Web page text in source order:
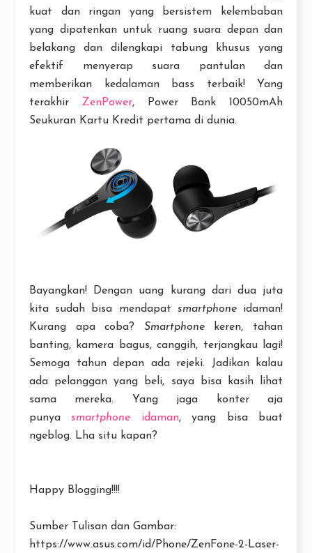
kuat dan ringan yang bersistem kelembaban
yang dipatenkan untuk ruang suara depan dan
belakang dan dilengkapi tabung khusus yang
efektif menyerap suara pantulan dan
memberikan kedalaman bass terbaik! Yang
terakhir ZenPower, Power Bank 10050mAh
Seukuran Kartu Kredit pertama di dunia.
Bayangkan! Dengan uang kurang dari dua juta
kita sudah bisa mendapat smartphoneidaman!
Kurang apa coba? Smartphonekeren, tahan
banting, kamera bagus, canggih, terjangkau lagi!
Semoga tahun depan ada rejeki. Jadikan kalau
ada pelanggan yang beli, saya bisa kasih lihat
sama mereka. Yang jaga konter aja
punyasmartphone idaman, yang bisa buat
ngeblog. Lha situ kapan?
Happy Blogging!!!!
Sumber Tulisan dan Gambar:
https://www.asus.com/id/Phone/ZenFone-2-Laser-